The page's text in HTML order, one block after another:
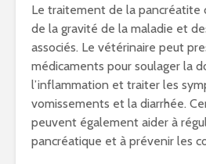
Le traitement de la pancréatite
de la gravité de la maladie et
associés. Le vétérinaire peut
médicaments pour soulager la
l’inflammation et traiter les
vomissements et la diarrhée.
peuvent également aider à
pancréatique et à prévenir les